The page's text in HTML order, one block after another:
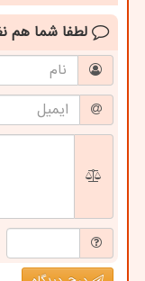
لطفا شما هم